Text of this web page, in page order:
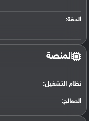
الدقة:
المنصة
نظام التشغيل:
المعالج: